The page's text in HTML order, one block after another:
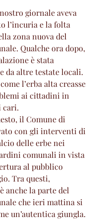
giornale aveva
l’incuria e la folta
zona nuova del
Qualche ora dopo,
è stata
da altre testate locali.
l’erba alta creasse
ai cittadini in
cari.
il Comune di
con gli interventi di
delle erbe nei
comunali in vista
al pubblico
Tra questi,
anche la parte del
che ieri mattina si
un’autentica giungla.